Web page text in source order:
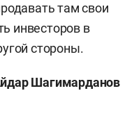
там свои
инвесторов в
стороны.
Шагимарданов